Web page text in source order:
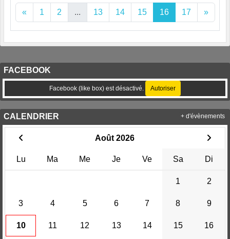
« 1 2 ... 13 14 15 16 17 »
FACEBOOK
Facebook (like box) est désactivé. Autoriser
CALENDRIER
Août 2026
Lu Ma Me Je Ve Sa Di
1 2
3 4 5 6 7 8 9
10 11 12 13 14 15 16
+ d'évènements